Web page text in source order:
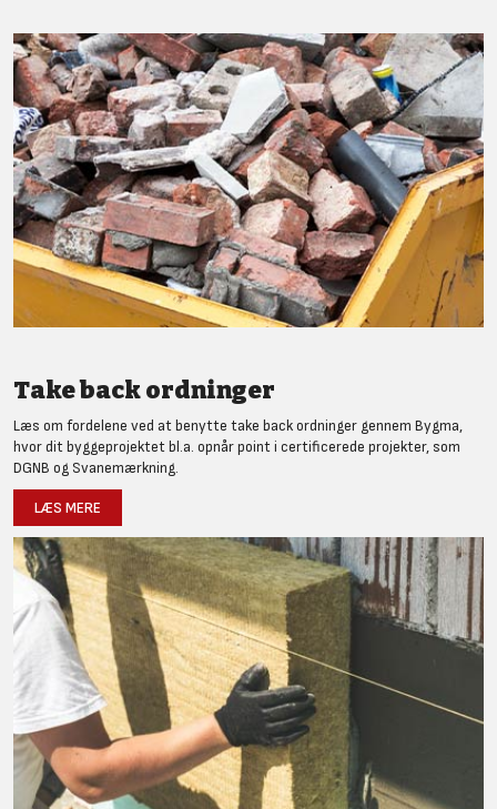
Take back ordninger
Læs om fordelene ved at benytte take back ordninger gennem Bygma,
hvor dit byggeprojektet bl.a. opnår point i certificerede projekter, som
DGNB og Svanemærkning.
LÆS MERE